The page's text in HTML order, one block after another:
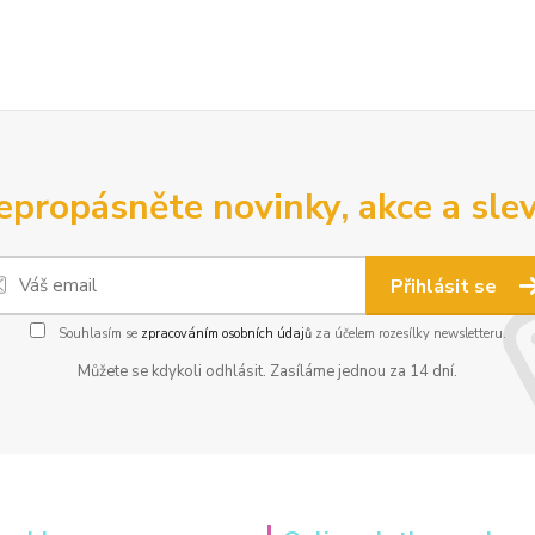
novinky, akce a
Přihlásit se
Souhlasím se zpracováním osobních údajůza účelem rozesílky newsletteru.
Můžete se kdykoli odhlásit. Zasíláme jednou za 14 dní.